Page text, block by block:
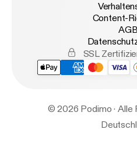
Content-
SSL
© 2026 Podimo · Alle